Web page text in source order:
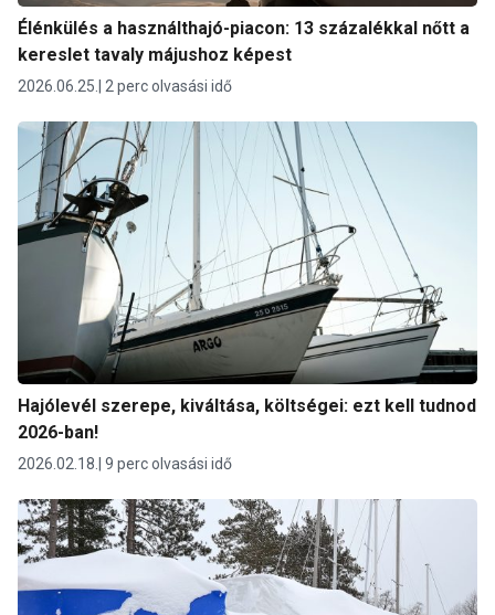
Élénkülés a használthajó-piacon: 13 százalékkal nőtt a
kereslet tavaly májushoz képest
2026.06.25. 2 perc olvasási idő
Hajólevél szerepe, kiváltása, költségei: ezt kell tudnod
2026-ban!
2026.02.18. 9 perc olvasási idő